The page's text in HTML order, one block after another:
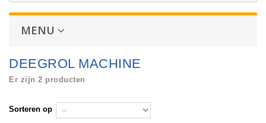
MENU
DEEGROL MACHINE
Er zijn 2 producten
Sorteren op